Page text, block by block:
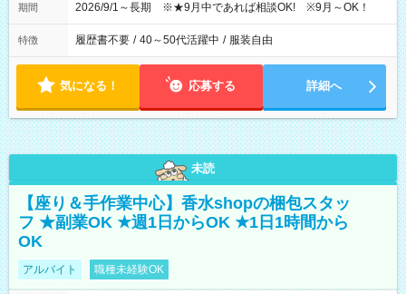
期間 2026/9/1～長期 ※★9月中であれば相談OK! ※9月～OK！
特徴 履歴書不要 / 40～50代活躍中 / 服装自由
気になる！ 応募する 詳細へ
未読
【座り＆手作業中心】香水shopの梱包スタッ
フ ★副業OK ★週1日からOK ★1日1時間から
OK
アルバイト 職種未経験OK